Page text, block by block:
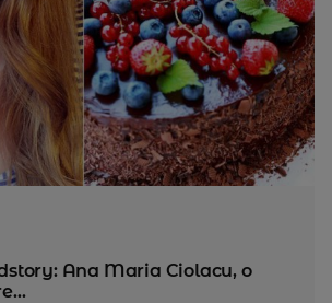
Ana Maria Ciolacu, o